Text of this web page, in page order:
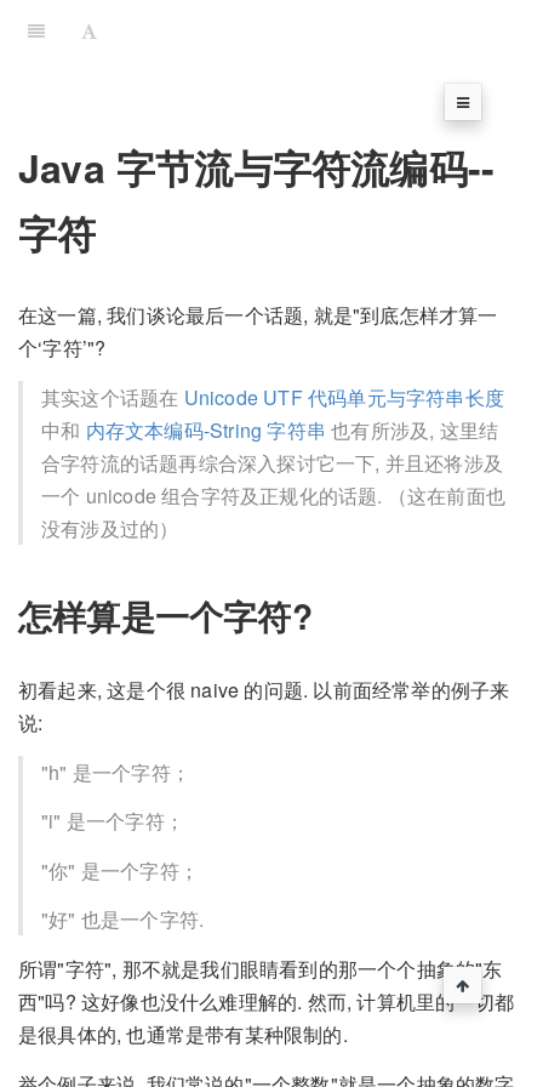
Java 字节流与字符流编码--
字符
在这一篇, 我们谈论最后一个话题, 就是"到底怎样才算一
个‘字符’"?
其实这个话题在 Unicode UTF 代码单元与字符串长度
中和 内存文本编码-String 字符串 也有所涉及, 这里结
合字符流的话题再综合深入探讨它一下, 并且还将涉及
一个 unicode 组合字符及正规化的话题. （这在前面也
没有涉及过的）
怎样算是一个字符?
初看起来, 这是个很 naive 的问题. 以前面经常举的例子来
说:
"h" 是一个字符；
"i" 是一个字符；
"你" 是一个字符；
"好" 也是一个字符.
所谓"字符", 那不就是我们眼睛看到的那一个个抽象的"东
西"吗? 这好像也没什么难理解的. 然而, 计算机里的一切都
是很具体的, 也通常是带有某种限制的.